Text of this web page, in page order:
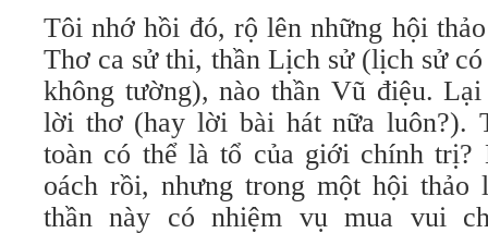
Tôi nhớ hồi đó, rộ lên những hội
Thơ ca sử thi, thần Lịch sử (lịch sử
không tường), nào thần Vũ điệu.
lời thơ (hay lời bài hát nữa luôn?).
toàn có thể là tổ của giới chính trị?
oách rồi, nhưng trong một hội
thần này có nhiệm vụ mua vui